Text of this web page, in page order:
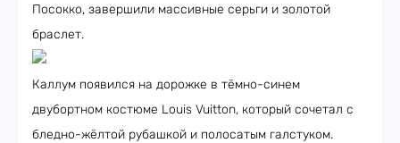
Посокко, завершили массивные серьги и золотой
браслет.
Каллум появился на дорожке в тёмно-синем
двубортном костюме Louis Vuitton, который сочетал с
бледно-жёлтой рубашкой и полосатым галстуком.